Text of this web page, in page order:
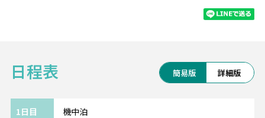
※イタロまたはフレッチャとなります。追
加代金にて指定も可能です。
日程表 簡易版 詳細版
1日目 機中泊